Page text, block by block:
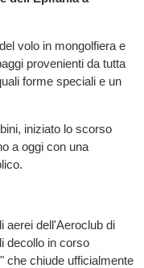
volo in mongolfiera e
provenienti da tutta
forme speciali e un
iniziato lo scorso
a oggi con una
aerei dell'Aeroclub di
decollo in corso
che chiude ufficialmente